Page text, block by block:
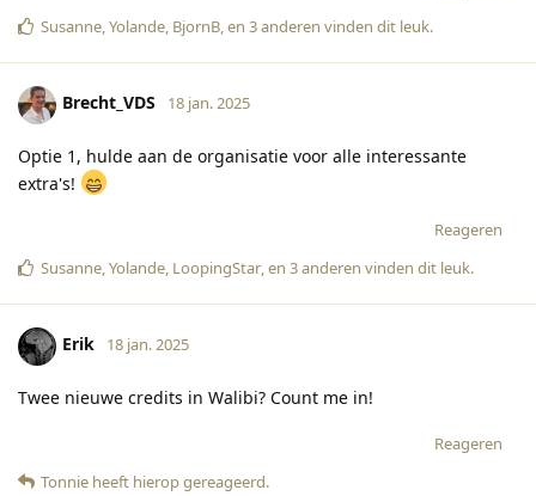
Susanne,Yolande, BjornB, en 3anderen vinden dit leuk.
Brecht_VDS 18 jan. 2025
Optie 1, hulde aan de organisatie voor alle interessante
extra's!
Reageren
Susanne,Yolande, LoopingStar, en 3anderen vinden dit leuk.
Erik 18 jan. 2025
Twee nieuwe credits in Walibi? Count me in!
Reageren
Tonnie heeft hierop gereageerd.